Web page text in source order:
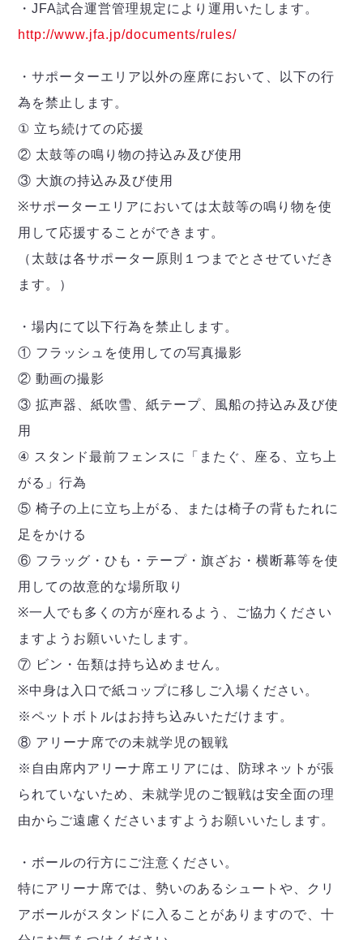
・JFA試合運営管理規定により運用いたします。
http://www.jfa.jp/documents/rules/
・サポーターエリア以外の座席において、以下の行
為を禁止します。
① 立ち続けての応援
② 太鼓等の鳴り物の持込み及び使用
③ 大旗の持込み及び使用
※サポーターエリアにおいては太鼓等の鳴り物を使
用して応援することができます。
（太鼓は各サポーター原則１つまでとさせていだき
ます。）
・場内にて以下行為を禁止します。
① フラッシュを使用しての写真撮影
② 動画の撮影
③ 拡声器、紙吹雪、紙テープ、風船の持込み及び使
用
④ スタンド最前フェンスに「またぐ、座る、立ち上
がる」行為
⑤ 椅子の上に立ち上がる、または椅子の背もたれに
足をかける
⑥ フラッグ・ひも・テープ・旗ざお・横断幕等を使
用しての故意的な場所取り
※一人でも多くの方が座れるよう、ご協力ください
ますようお願いいたします。
⑦ ビン・缶類は持ち込めません。
※中身は入口で紙コップに移しご入場ください。
※ペットボトルはお持ち込みいただけます。
⑧ アリーナ席での未就学児の観戦
※自由席内アリーナ席エリアには、防球ネットが張
られていないため、未就学児のご観戦は安全面の理
由からご遠慮くださいますようお願いいたします。
・ボールの行方にご注意ください。
特にアリーナ席では、勢いのあるシュートや、クリ
アボールがスタンドに入ることがありますので、十